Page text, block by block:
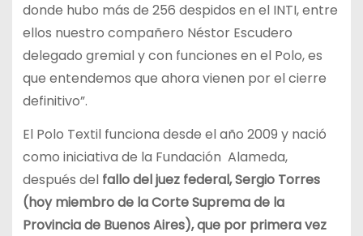
donde hubo más de 256 despidos en el INTI, entre
ellos nuestro compañero Néstor Escudero
delegado gremial y con funciones en el Polo, es
que entendemos que ahora vienen por el cierre
definitivo”.
El Polo Textil funciona desde el año 2009 y nació
como iniciativa de la Fundación Alameda,
después del fallo del juez federal, Sergio Torres
(hoy miembro de la Corte Suprema de la
Provincia de Buenos Aires), que por primera vez